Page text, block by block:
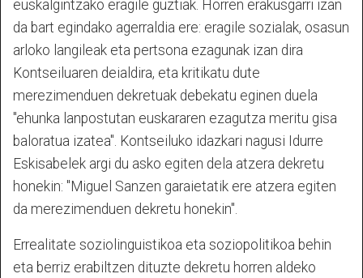
euskalgintzako eragile guztiak. Horren erakusgarri izan
da bart egindako agerraldia ere: eragile sozialak, osasun
arloko langileak eta pertsona ezagunak izan dira
Kontseiluaren deialdira, eta kritikatu dute
merezimenduen dekretuak debekatu eginen duela
"ehunka lanpostutan euskararen ezagutza meritu gisa
baloratua izatea". Kontseiluko idazkari nagusi Idurre
Eskisabelek argi du asko egiten dela atzera dekretu
honekin: "Miguel Sanzen garaietatik ere atzera egiten
da merezimenduen dekretu honekin".
Errealitate soziolinguistikoa eta soziopolitikoa behin
eta berriz erabiltzen dituzte dekretu horren aldeko